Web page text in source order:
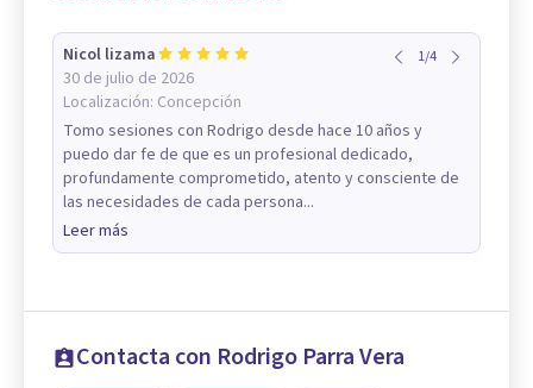
Nicol lizama
30 de julio de 2026
Localización: Concepción
1/4
Tomo sesiones con Rodrigo desde hace 10 años y
puedo dar fe de que es un profesional dedicado,
profundamente comprometido, atento y consciente de
las necesidades de cada persona...
Leer más
Contacta con Rodrigo Parra Vera